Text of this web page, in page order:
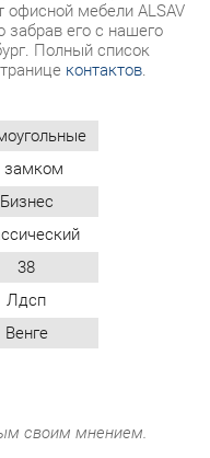
38
Венге
своим мнением.